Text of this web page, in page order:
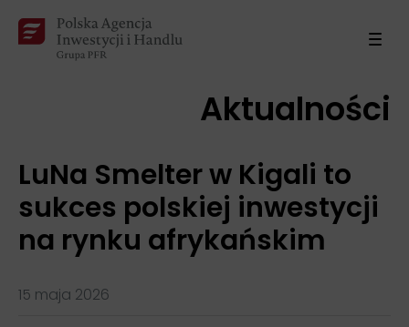
Aktualności
LuNa Smelter w Kigali to
sukces polskiej inwestycji
na rynku afrykańskim
15 maja 2026